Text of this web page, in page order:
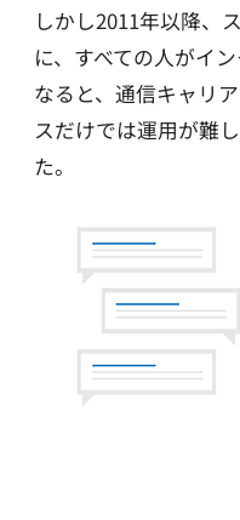
しかし2011年以降、
に、すべての人がイ
なると、通信キャリ
スだけでは運用が難
た。